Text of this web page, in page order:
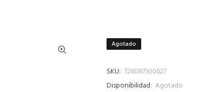
Agotado
SKU: 726087300627
Disponibilidad: Agotado